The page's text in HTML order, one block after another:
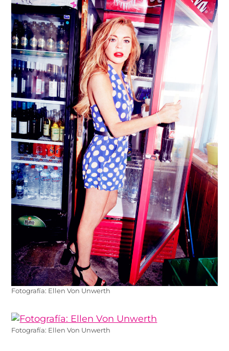
Fotografía: Ellen Von Unwerth
Fotografía: Ellen Von Unwerth